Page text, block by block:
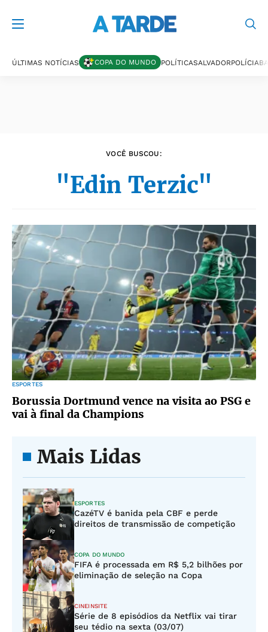
ÚLTIMAS NOTÍCIAS COPA DO MUNDO POLÍTICASALVADORPOLÍCIA
VOCÊ BUSCOU:
"Edin Terzic"
ESPORTES
Borussia Dortmund vence na visita ao PSG e
vai à final da Champions
Mais Lidas
ESPORTES
CazéTV é banida pela CBF e perde
direitos de transmissão de competição
COPA DO MUNDO
FIFA é processada em R$ 5,2 bilhões por
eliminação de seleção na Copa
CINEINSITE
Série de 8 episódios da Netflix vai tirar
seu tédio na sexta (03/07)